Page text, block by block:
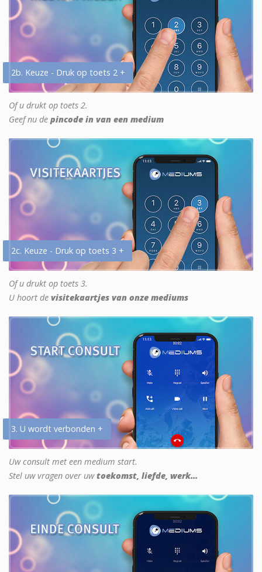
2b. Keuze - Druk op toets 2 +
Of u drukt op toets 2.
Geef nu de pincode in van een medium
2c. Keuze - Druk op toets 3 +
Of u drukt op toets 3.
U hoort de visitekaartjes van onze mediums
3. U wordt verbonden +
Uw consult met een medium start.
Stel uw vragen over uwtoekomst, liefde, werk...